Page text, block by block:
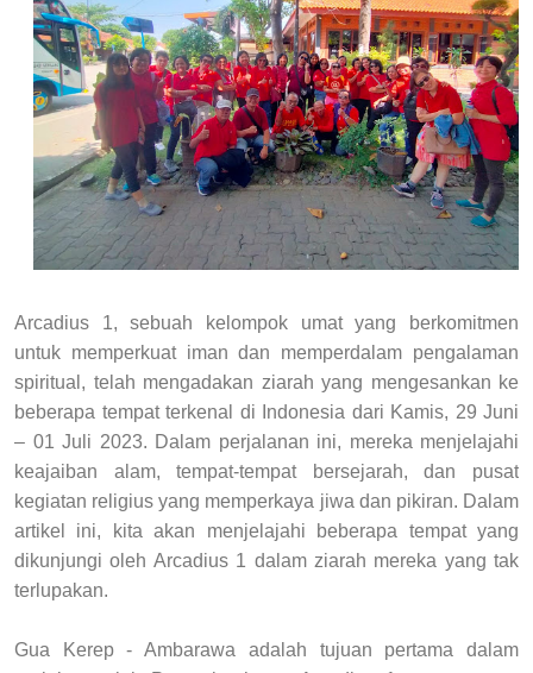
Arcadius 1, sebuah kelompok umat yang berkomitmen
untuk memperkuat iman dan memperdalam pengalaman
spiritual, telah mengadakan ziarah yang mengesankan ke
beberapa tempat terkenal di Indonesia dari Kamis, 29 Juni
– 01 Juli 2023. Dalam perjalanan ini, mereka menjelajahi
keajaiban alam, tempat-tempat bersejarah, dan pusat
kegiatan religius yang memperkaya jiwa dan pikiran. Dalam
artikel ini, kita akan menjelajahi beberapa tempat yang
dikunjungi oleh Arcadius 1 dalam ziarah mereka yang tak
terlupakan.
Gua Kerep - Ambarawa adalah tujuan pertama dalam